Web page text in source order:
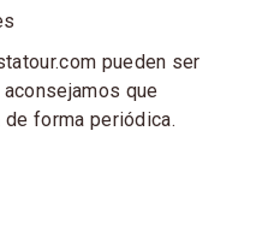
pueden ser
que
forma periódica.